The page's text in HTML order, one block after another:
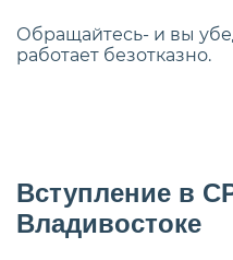
Обращайтесь- и вы
работает безотказно.
Вступление в
Владивостоке